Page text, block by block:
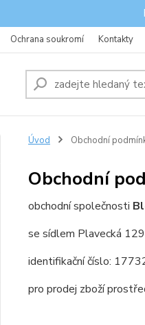
Ochrana soukromí Kontakty
Úvod Obchodní
Obchodní
obchodní společnosti
se sídlem Plavecká
identifikační číslo:
pro prodej zboží